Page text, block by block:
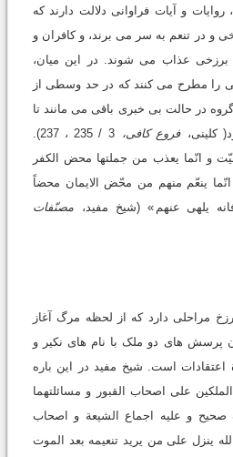
و آیات فراوانى دلالت دارند که
و در تنعم به سر مى برند، و کافران و
برزخى عذاب مى شوند. در این میان،
را مطرح مى کنند که در حد وسطى از
گروه در حالت بى خبرى باقى مى مانند تا
کلینى، فروع کافى، 3 / 235 ، 237).
و انّما یعذب من جملتها محض الکفر
ینعّم منهم من محّض الایمان محضاً
یلهى عنهم » (شیخ مفید،
مصنّفات
مراحلى دارد که از لحظه مرگ آغاز
پرسش هاى دو ملک با نام هاى نکیر و
اعتقادات است. شیخ مفید در این باره
على اصحاب القبور و مسائلتهما
صحیح و علیه اجماع الشیعة و اصحاب
ینزل على من یرید تنعیمه بعد الموت